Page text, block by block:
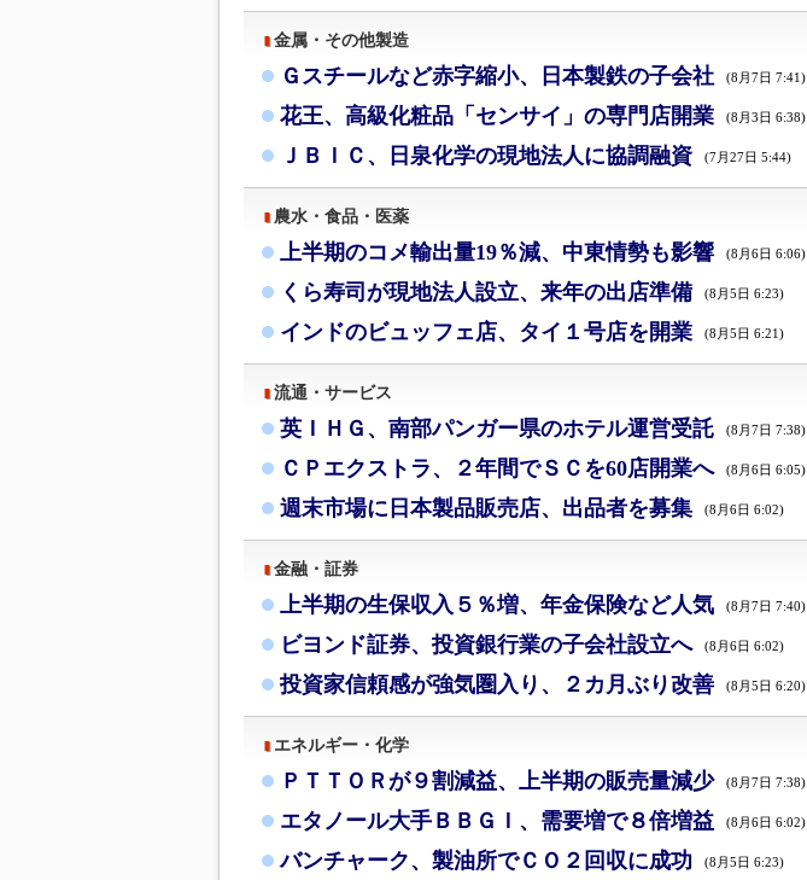
金属・その他製造
Ｇスチールなど赤字縮小、日本製鉄の子会社 (8月7日 7:41)
花王、高級化粧品「センサイ」の専門店開業 (8月3日 6:38)
ＪＢＩＣ、日泉化学の現地法人に協調融資 (7月27日 5:44)
農水・食品・医薬
上半期のコメ輸出量19％減、中東情勢も影響 (8月6日 6:06)
くら寿司が現地法人設立、来年の出店準備 (8月5日 6:23)
インドのビュッフェ店、タイ１号店を開業 (8月5日 6:21)
流通・サービス
英ＩＨＧ、南部パンガー県のホテル運営受託 (8月7日 7:38)
ＣＰエクストラ、２年間でＳＣを60店開業へ (8月6日 6:05)
週末市場に日本製品販売店、出品者を募集 (8月6日 6:02)
金融・証券
上半期の生保収入５％増、年金保険など人気 (8月7日 7:40)
ビヨンド証券、投資銀行業の子会社設立へ (8月6日 6:02)
投資家信頼感が強気圏入り、２カ月ぶり改善 (8月5日 6:20)
エネルギー・化学
ＰＴＴＯＲが９割減益、上半期の販売量減少 (8月7日 7:38)
エタノール大手ＢＢＧＩ、需要増で８倍増益 (8月6日 6:02)
バンチャーク、製油所でＣＯ２回収に成功 (8月5日 6:23)